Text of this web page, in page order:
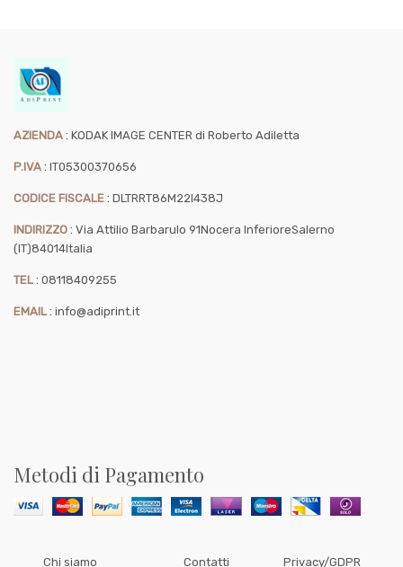
AZIENDA : KODAK IMAGE CENTER di Roberto Adiletta
P.IVA : IT05300370656
CODICE FISCALE : DLTRRT86M22I438J
INDIRIZZO : Via Attilio Barbarulo 91Nocera InferioreSalerno
(IT)84014Italia
TEL : 08118409255
EMAIL : info@adiprint.it
Metodi di Pagamento
Chi siamo Contatti Privacy/GDPR